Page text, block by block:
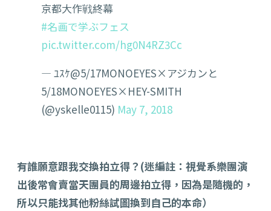
京都大作戦終幕
#名画で学ぶフェス
pic.twitter.com/hg0N4RZ3Cc
— ﾕｽｹ@5/17MONOEYES×アジカンと
5/18MONOEYES×HEY-SMITH
(@yskelle0115) May 7, 2018
有誰願意跟我交換拍立得？(迷編註：視覺系樂團演
出後常會賣當天團員的周邊拍立得，因為是隨機的，
所以只能找其他粉絲試圖換到自己的本命）